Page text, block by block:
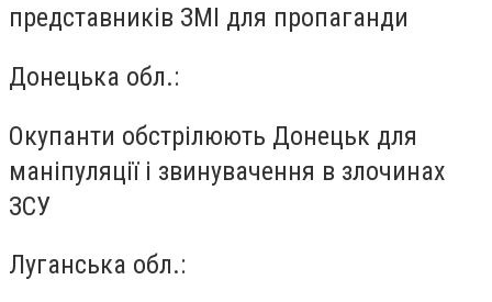
представників ЗМІ для пропаганди
Донецька обл.:
Окупанти обстрілюють Донецьк для
маніпуляції і звинувачення в злочинах
ЗСУ
Луганська обл.: